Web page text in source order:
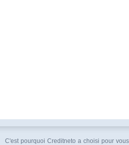
C'est pourquoi Creditneto a choisi pour